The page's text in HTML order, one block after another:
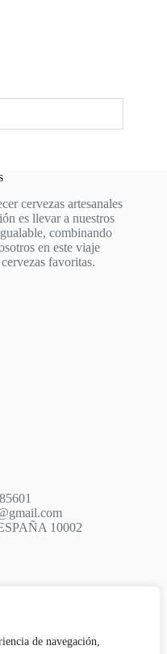
de navegación,
cervezas artesanales
es llevar a nuestros
combinando
en este viaje
favoritas.
10002